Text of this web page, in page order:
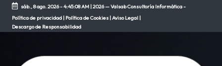
Saltar
al
sáb., 8 ago. 2026-4:45:08 AM| 2026 — Valsab Consultoría Informática -
Política de privacidad | Política de Cookies |Aviso Legal |
Descargo de Responsabilidad